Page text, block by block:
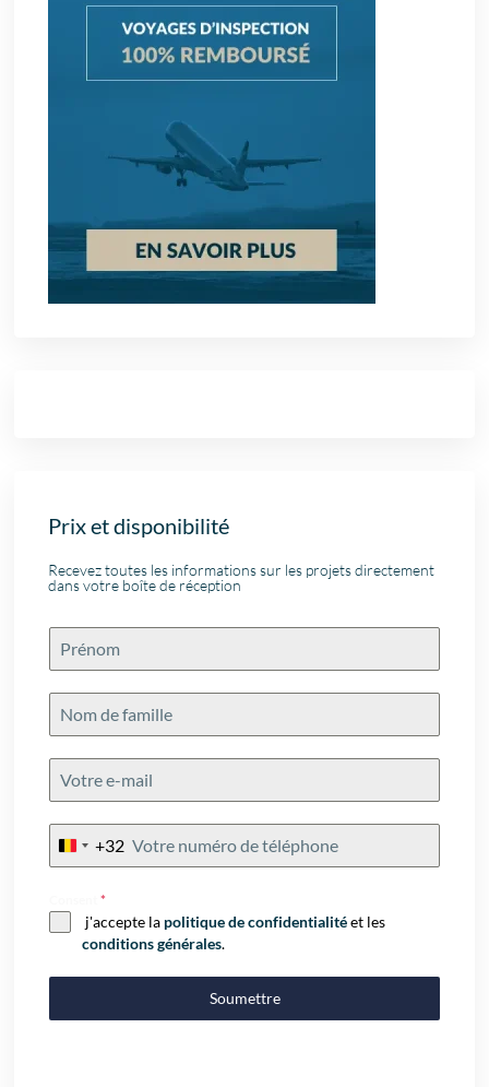
Prix et disponibilité
Recevez toutes les informations sur les projets directement
dans votre boîte de réception
Belgium
+32
Consent*
j'accepte la politique de confidentialitéet les
conditions générales.
Soumettre